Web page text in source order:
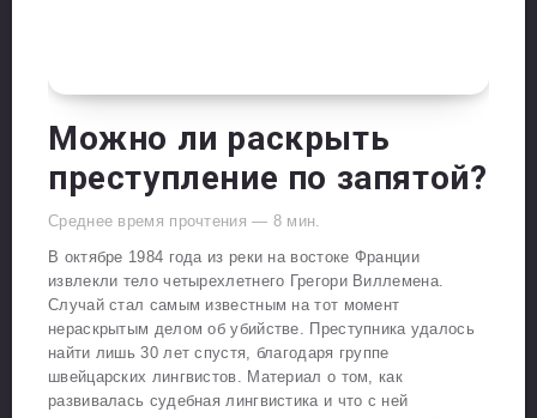
Можно ли раскрыть
преступление по запятой?
Среднее время прочтения — 8 мин.
В октябре 1984 года из реки на востоке Франции
извлекли тело четырехлетнего Грегори Виллемена.
Случай стал самым известным на тот момент
нераскрытым делом об убийстве. Преступника удалось
найти лишь 30 лет спустя, благодаря группе
швейцарских лингвистов. Материал о том, как
развивалась судебная лингвистика и что с ней